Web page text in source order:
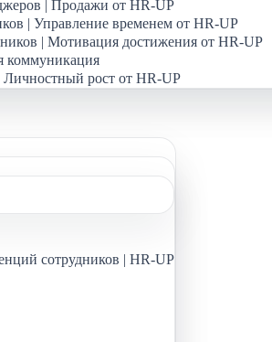
| Продажи от HR-UP
| Управление временем от HR-UP
| Мотивация достижения от HR-UP
коммуникация
Личностный рост от HR-UP
сотрудников | HR-UP